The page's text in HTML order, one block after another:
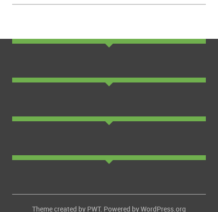
Theme created by PWT. Powered byWordPress.org